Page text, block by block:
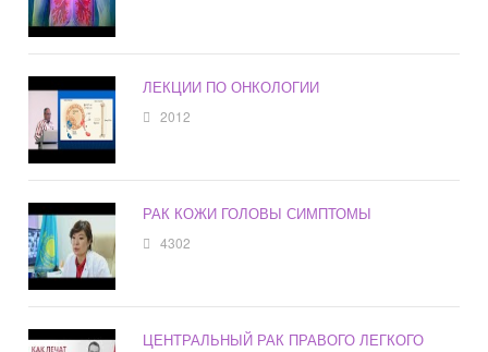
ЛЕКЦИИ ПО ОНКОЛОГИИ
2012
РАК КОЖИ ГОЛОВЫ СИМПТОМЫ
4302
ЦЕНТРАЛЬНЫЙ РАК ПРАВОГО ЛЕГКОГО